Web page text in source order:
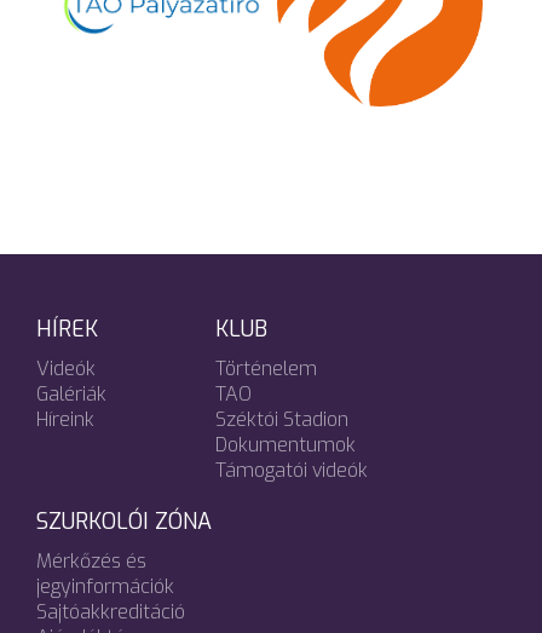
HÍREK
Videók
Galériák
Híreink
KLUB
Történelem
TAO
Széktói Stadion
Dokumentumok
Támogatói videók
SZURKOLÓI ZÓNA
Mérkőzés és
jegyinformációk
Sajtóakkreditáció